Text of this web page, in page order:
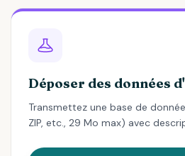
Déposer des données
Transmettez une base de
ZIP, etc., 29 Mo max) avec